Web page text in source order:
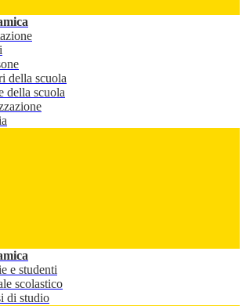
della scuola
della scuola
e studenti
scolastico
di studio